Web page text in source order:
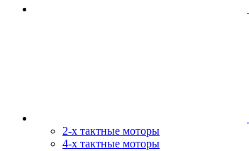
2-х тактные моторы
4-х тактные моторы